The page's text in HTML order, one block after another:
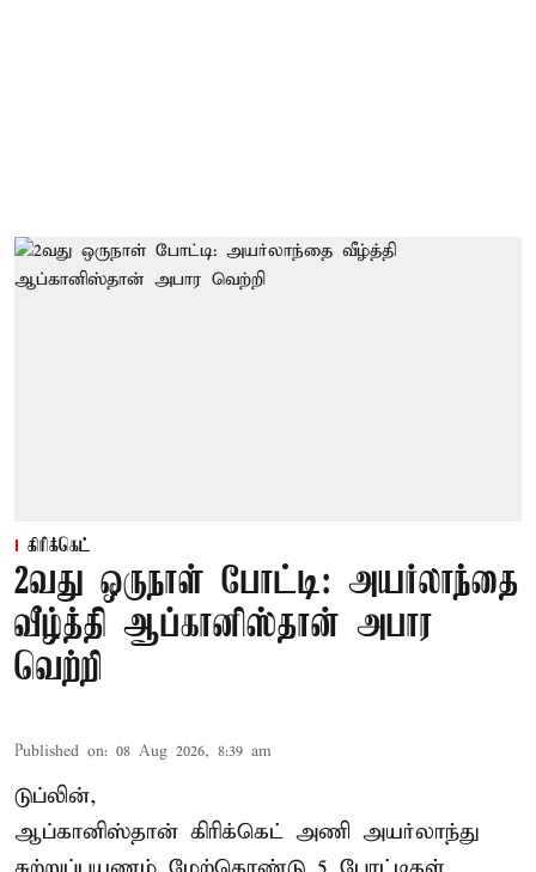
கிரிக்கெட்
2வது ஒருநாள் போட்டி: அயர்லாந்தை
வீழ்த்தி ஆப்கானிஸ்தான் அபார
வெற்றி
Published on: 08 Aug 2026, 8:39 am
டுப்லின்,
ஆப்கானிஸ்தான் கிரிக்கெட் அணி அயர்லாந்து